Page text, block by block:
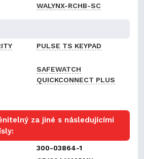
WALYNX-RCHB-SC
PULSE TS KEYPAD
SAFEWATCH
QUICKCONNECT PLUS
za jiné s následujícími
300-03864-1